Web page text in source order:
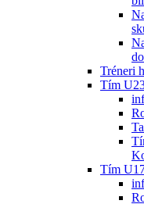
Tréneri
Tím
Tím